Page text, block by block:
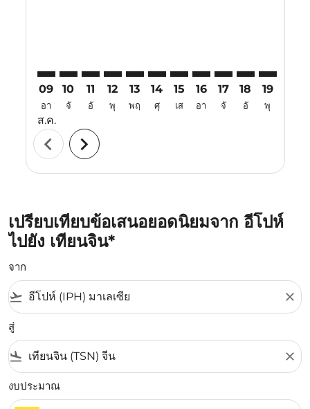
09
อา
ส.ค.
10
จั
11
อั
12
พุ
13
พฤ
14
ศุ
15
เส
16
อา
17
จั
18
อั
19
พุ
chevron_left chevron_right
เปรียบเทียบข้อเสนอยอดนิยมจาก อีโปห์
ไปยัง เทียนจิน*
จาก
flight_takeoff close
สู่
flight_land close
งบประมาณ